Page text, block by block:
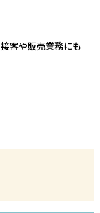
接客や販売業務にも